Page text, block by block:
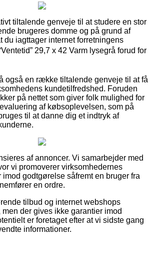
tiltalende genveje til at studere en stor
brugeres domme og på grund af
du iagttager internet forretningens
29,7 x 42 Varm lysegrå forud for
også en række tiltalende genveje til at få
kundetilfredshed. Foruden
på nettet som giver folk mulighed for
af købsoplevelsen, som på
til at danne dig et indtryk af
af annoncer. Vi samarbejder med
vi promoverer virksomhedernes
imod godtgørelse såfremt en bruger fra
en ordre.
tilbud og internet webshops
der gives ikke garantier imod
er foretaget efter at vi sidste gang
informationer.